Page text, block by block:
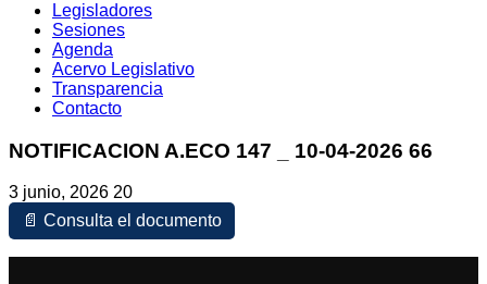
Legisladores
Sesiones
Agenda
Acervo Legislativo
Transparencia
Contacto
NOTIFICACION A.ECO 147 _ 10-04-2026 66
3 junio, 2026 20
📄 Consulta el documento